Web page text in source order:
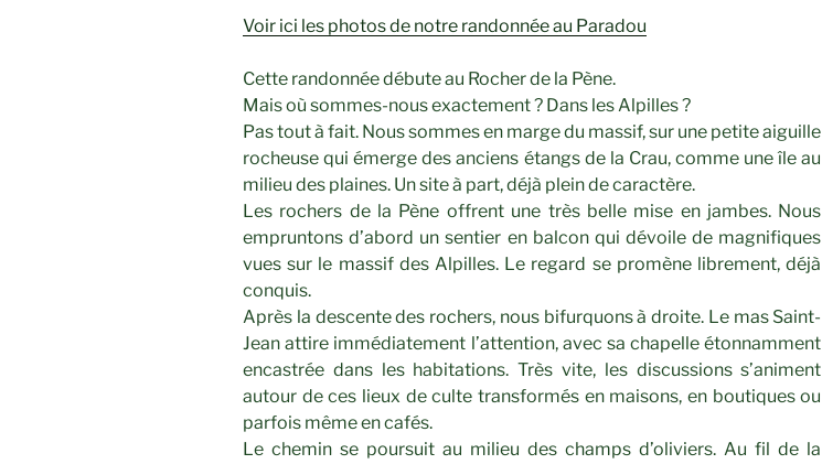
Voir ici les photos de notre randonnée au Paradou
Cette randonnée débute au Rocher de la Pène.
Mais où sommes-nous exactement ? Dans les Alpilles ?
Pas tout à fait. Nous sommes en marge du massif, sur une petite aiguille
rocheuse qui émerge des anciens étangs de la Crau, comme une île au
milieu des plaines. Un site à part, déjà plein de caractère.
Les rochers de la Pène offrent une très belle mise en jambes. Nous
empruntons d’abord un sentier en balcon qui dévoile de magnifiques
vues sur le massif des Alpilles. Le regard se promène librement, déjà
conquis.
Après la descente des rochers, nous bifurquons à droite. Le mas Saint-
Jean attire immédiatement l’attention, avec sa chapelle étonnamment
encastrée dans les habitations. Très vite, les discussions s’animent
autour de ces lieux de culte transformés en maisons, en boutiques ou
parfois même en cafés.
Le chemin se poursuit au milieu des champs d’oliviers. Au fil de la